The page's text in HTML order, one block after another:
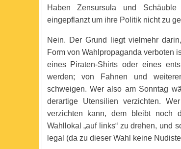
Haben Zensursula und
eingepflanzt um ihre Politik nicht zu
Nein. Der Grund liegt vielmehr
Form von Wahlpropaganda verboten
eines Piraten-Shirts oder eines
werden; von Fahnen und
schweigen. Wer also am Sonntag
derartige Utensilien verzichten.
verzichten kann, dem bleibt noch
Wahllokal „auf links“ zu drehen, und
legal (da zu dieser Wahl keine